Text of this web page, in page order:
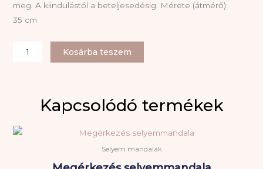
meg. A kiindulástól a beteljesedésig. Mérete (átmérő):
35 cm
Tündér
Kosárba teszem
Kapcsolódó termékek
Selyem mandalák